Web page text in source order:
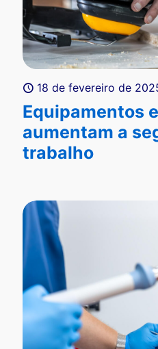
18 de fevereiro de
Equipamentos
aumentam a
trabalho